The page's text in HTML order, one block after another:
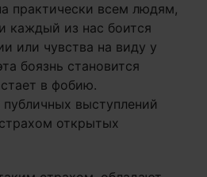
практически всем людям,
каждый из нас боится
или чувства на виду у
боязнь становится
в фобию.
выступлений
открытых